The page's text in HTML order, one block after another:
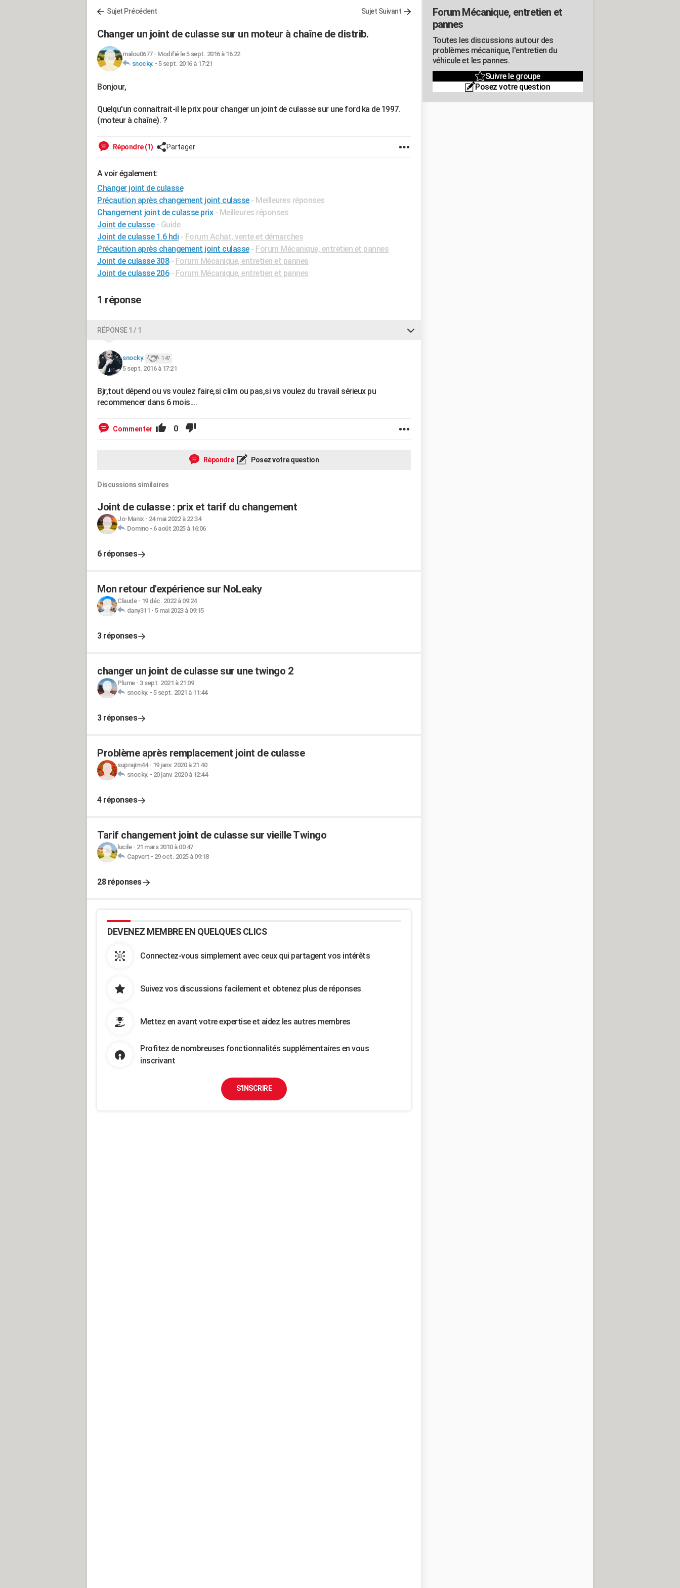
Sujet Précédent Sujet Suivant
Changer un joint de culasse sur un moteur à chaîne de distrib.
malou0677- Modifié le 5 sept. 2016 à 16:22
snocky. - 5 sept. 2016 à 17:21
Bonjour,
Quelqu'un connaitrait-il le prix pour changer un joint de culasse sur une ford ka de 1997.
(moteur à chaîne). ?
Répondre (1) Partager
A voir également:
Changer joint de culasse
Précaution après changement joint culasse - Meilleures réponses
Changement joint de culasse prix - Meilleures réponses
Joint de culasse - Guide
Joint de culasse 1.6 hdi - Forum Achat, vente et démarches
Précaution après changement joint culasse - Forum Mécanique, entretien et pannes
Joint de culasse 308 - Forum Mécanique, entretien et pannes
Joint de culasse 206 - Forum Mécanique, entretien et pannes
1 réponse
RÉPONSE 1 / 1
snocky. 147
5 sept. 2016 à 17:21
Bjr,tout dépend ou vs voulez faire,si clim ou pas,si vs voulez du travail sérieux pu
recommencer dans 6 mois....
Commenter 0
Répondre Posez votre question
Discussions similaires
Joint de culasse : prix et tarif du changement
Jo-Manix - 24 mai 2022 à 22:34
Domino- 6 août 2025 à 16:06
6 réponses
Mon retour d'expérience sur NoLeaky
Claude- 19 déc. 2022 à 09:24
dany311 - 5 mai 2023 à 09:15
3 réponses
changer un joint de culasse sur une twingo 2
Plume- 3 sept. 2021 à 21:09
snocky. - 5 sept. 2021 à 11:44
3 réponses
Problème après remplacement joint de culasse
suprajim44- 19 janv. 2020 à 21:40
snocky. - 20 janv. 2020 à 12:44
4 réponses
Tarif changement joint de culasse sur vieille Twingo
lucile- 21 mars 2010 à 00:47
Capvert - 29 oct. 2025 à 09:18
28 réponses
DEVENEZ MEMBRE EN QUELQUES CLICS
Connectez-vous simplement avec ceux qui partagent vos intérêts
Suivez vos discussions facilement et obtenez plus de réponses
Mettez en avant votre expertise et aidez les autres membres
Profitez de nombreuses fonctionnalités supplémentaires en vous
inscrivant
S'INSCRIRE
Forum Mécanique, entretien et
pannes
Toutes les discussions autour des
problèmes mécanique, l'entretien du
véhicule et les pannes.
Suivre le groupe
Posez votre question